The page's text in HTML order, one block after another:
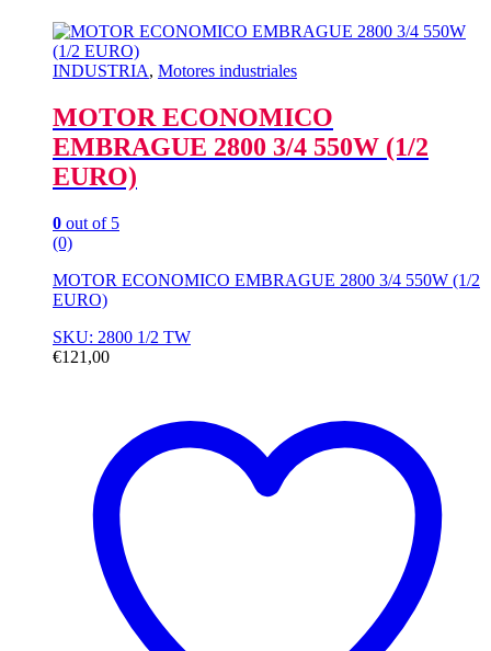
INDUSTRIA, Motores industriales
MOTOR ECONOMICO
EMBRAGUE 2800 3/4 550W (1/2
EURO)
0 out of 5
(0)
MOTOR ECONOMICO EMBRAGUE 2800 3/4 550W (1/2
EURO)
SKU: 2800 1/2 TW
€121,00